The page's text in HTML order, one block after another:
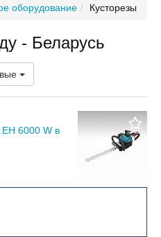
оборудование Кусторезы
- Беларусь
EH 6000 W в